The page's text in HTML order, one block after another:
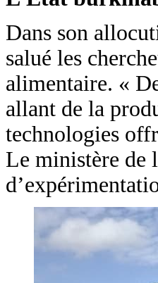
Dans son
salué les
alimentaire. «
allant de la
technologies
Le ministère de